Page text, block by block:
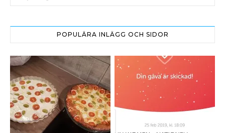
POPULÄRA INLÄGG OCH SIDOR